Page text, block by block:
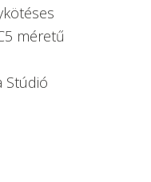
méretű
Stúdió